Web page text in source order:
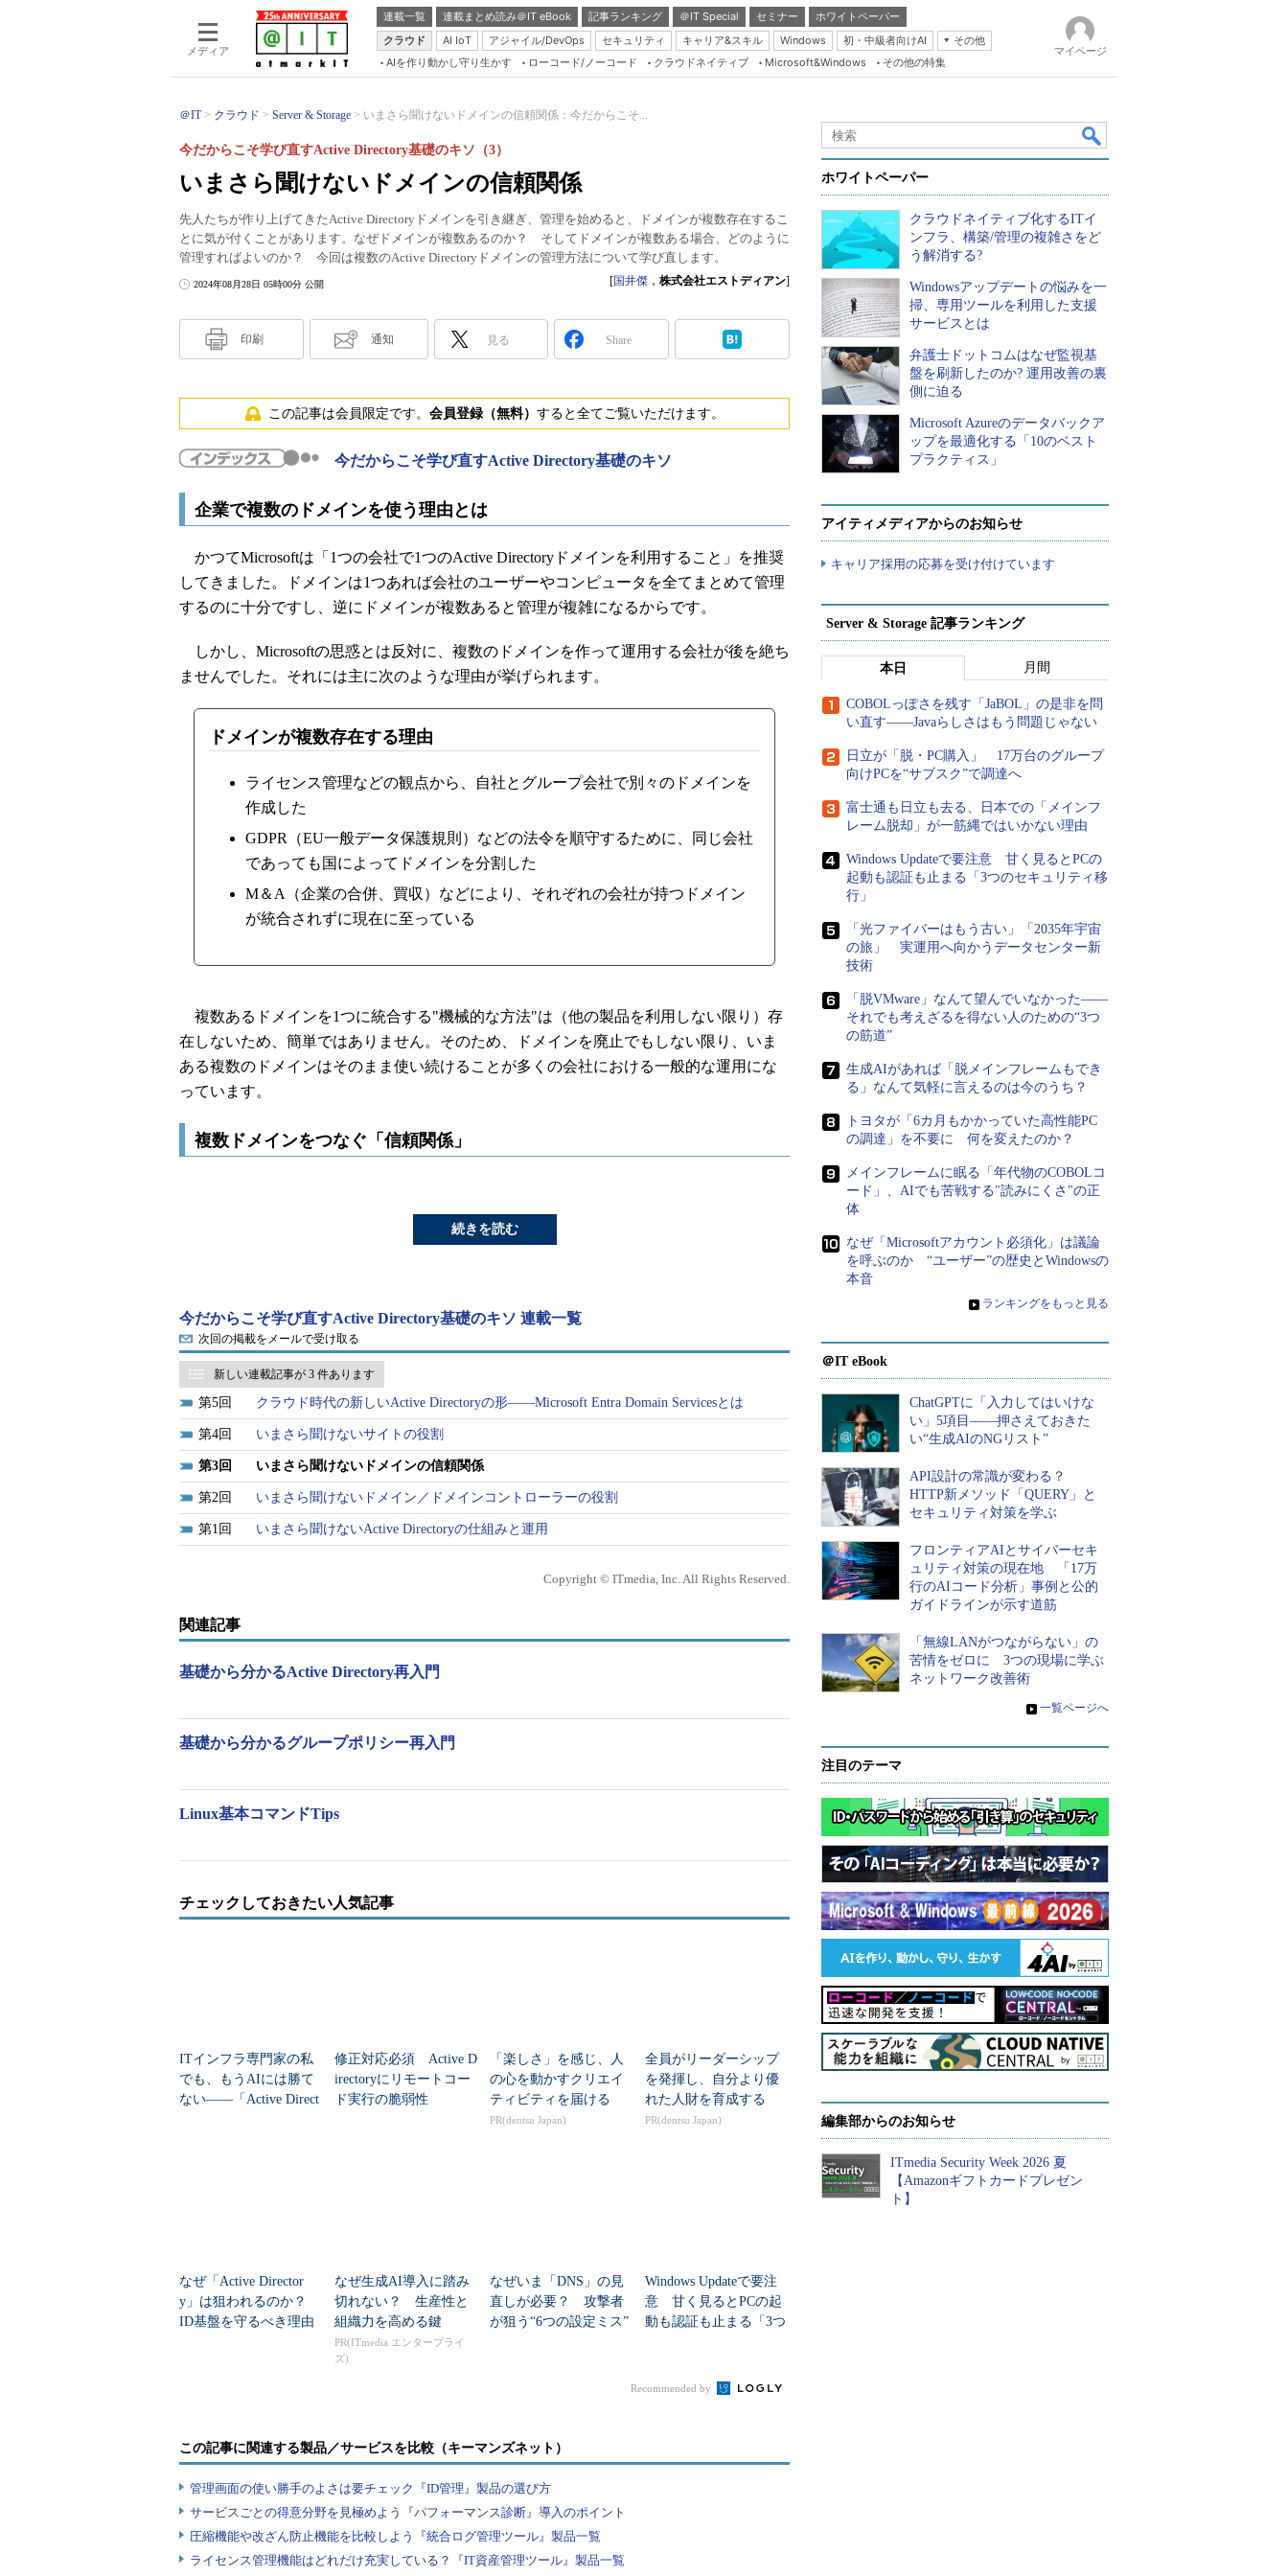
メディア
連載一覧 連載まとめ読み＠IT eBook 記事ランキング ＠IT Special セミナー
ホワイトペーパー
クラウド
AI IoT アジャイル/DevOps セキュリティ キャリア&スキル Windows 初・中級者向けAI
その他
Server & Storage
Database Expert
Master of IP Network
Security & Trust
AIを作り動かし守り生かす ローコード/ノーコード クラウドネイティブ Microsoft&Windows その他の特集
マイページ
＠IT クラウド Server & Storage いまさら聞けないドメインの信頼関係：今だからこそ...
いまさら聞けないドメインの信頼関係
今だからこそ学び直すActive Directory基礎のキソ（3）
先人たちが作り上げてきたActive Directoryドメインを引き継ぎ、管理を始めると、ドメインが複数存在するこ
とに気が付くことがあります。なぜドメインが複数あるのか？ そしてドメインが複数ある場合、どのように
管理すればよいのか？ 今回は複数のActive Directoryドメインの管理方法について学び直します。
2024年08月28日 05時00分 公開 [国井傑 ， 株式会社エストディアン]
印刷 通知 見る Share
この記事は会員限定です。 会員登録（無料） すると全てご覧いただけます。
今だからこそ学び直すActive Directory基礎のキソ
企業で複数のドメインを使う理由とは
かつてMicrosoftは「1つの会社で1つのActive Directoryドメインを利用すること」を推奨
してきました。ドメインは1つあれば会社のユーザーやコンピュータを全てまとめて管理
するのに十分ですし、逆にドメインが複数あると管理が複雑になるからです。
しかし、Microsoftの思惑とは反対に、複数のドメインを作って運用する会社が後を絶ち
ませんでした。それには主に次のような理由が挙げられます。
ドメインが複数存在する理由
ライセンス管理などの観点から、自社とグループ会社で別々のドメインを
作成した
GDPR（EU一般データ保護規則）などの法令を順守するために、同じ会社
であっても国によってドメインを分割した
M＆A（企業の合併、買収）などにより、それぞれの会社が持つドメイン
が統合されずに現在に至っている
複数あるドメインを1つに統合する"機械的な方法"は（他の製品を利用しない限り）存
在しないため、簡単ではありません。そのため、ドメインを廃止でもしない限り、いま
ある複数のドメインはそのまま使い続けることが多くの会社における一般的な運用にな
っています。
複数ドメインをつなぐ「信頼関係」
続きを読む
今だからこそ学び直すActive Directory基礎のキソ 連載一覧
次回の掲載をメールで受け取る
新しい連載記事が 3 件あります
5 クラウド時代の新しいActive Directoryの形――Microsoft Entra Domain Servicesとは
4 いまさら聞けないサイトの役割
3 いまさら聞けないドメインの信頼関係
2 いまさら聞けないドメイン／ドメインコントローラーの役割
1 いまさら聞けないActive Directoryの仕組みと運用
Copyright © ITmedia, Inc. All Rights Reserved.
関連記事
基礎から分かるActive Directory再入門
基礎から分かるグループポリシー再入門
Linux基本コマンドTips
チェックしておきたい人気記事
ITインフラ専門家の私
でも、もうAIには勝て
ない――「Active Direct
修正対応必須 Active D
irectoryにリモートコー
ド実行の脆弱性
「楽しさ」を感じ、人
の心を動かすクリエイ
ティビティを届ける
PR(dentsu Japan)
全員がリーダーシップ
を発揮し、自分より優
れた人財を育成する
PR(dentsu Japan)
なぜ「Active Director
y」は狙われるのか？
ID基盤を守るべき理由
なぜ生成AI導入に踏み
切れない？ 生産性と
組織力を高める鍵
PR(ITmedia エンタープライ
ズ)
なぜいま「DNS」の見
直しが必要？ 攻撃者
が狙う“6つの設定ミス”
Windows Updateで要注
意 甘く見るとPCの起
動も認証も止まる「3つ
Recommended by
この記事に関連する製品／サービスを比較（キーマンズネット）
管理画面の使い勝手のよさは要チェック『ID管理』製品の選び方
サービスごとの得意分野を見極めよう『パフォーマンス診断』導入のポイント
圧縮機能や改ざん防止機能を比較しよう『統合ログ管理ツール』製品一覧
ライセンス管理機能はどれだけ充実している？『IT資産管理ツール』製品一覧
ホワイトペーパー
クラウドネイティブ化するITイ
ンフラ、構築/管理の複雑さをど
う解消する?
Windowsアップデートの悩みを一
掃、専用ツールを利用した支援
サービスとは
弁護士ドットコムはなぜ監視基
盤を刷新したのか? 運用改善の裏
側に迫る
Microsoft Azureのデータバックア
ップを最適化する「10のベスト
プラクティス」
アイティメディアからのお知らせ
キャリア採用の応募を受け付けています
Server & Storage 記事ランキング
本日 月間
COBOLっぽさを残す「JaBOL」の是非を問
い直す――Javaらしさはもう問題じゃない
日立が「脱・PC購入」 17万台のグループ
向けPCを“サブスク”で調達へ
富士通も日立も去る、日本での「メインフ
レーム脱却」が一筋縄ではいかない理由
Windows Updateで要注意 甘く見るとPCの
起動も認証も止まる「3つのセキュリティ移
行」
「光ファイバーはもう古い」「2035年宇宙
の旅」 実運用へ向かうデータセンター新
技術
「脱VMware」なんて望んでいなかった――
それでも考えざるを得ない人のための“3つ
の筋道”
生成AIがあれば「脱メインフレームもでき
る」なんて気軽に言えるのは今のうち？
トヨタが「6カ月もかかっていた高性能PC
の調達」を不要に 何を変えたのか？
メインフレームに眠る「年代物のCOBOLコ
ード」、AIでも苦戦する"読みにくさ"の正
体
なぜ「Microsoftアカウント必須化」は議論
を呼ぶのか “ユーザー”の歴史とWindowsの
本音
» ランキングをもっと見る
＠IT eBook
ChatGPTに「入力してはいけな
い」5項目――押さえておきた
い“生成AIのNGリスト”
API設計の常識が変わる？
HTTP新メソッド「QUERY」と
セキュリティ対策を学ぶ
フロンティアAIとサイバーセキ
ュリティ対策の現在地 「17万
行のAIコード分析」事例と公的
ガイドラインが示す道筋
「無線LANがつながらない」の
苦情をゼロに 3つの現場に学ぶ
ネットワーク改善術
» 一覧ページへ
注目のテーマ
編集部からのお知らせ
ITmedia Security Week 2026 夏
【Amazonギフトカードプレゼン
ト】